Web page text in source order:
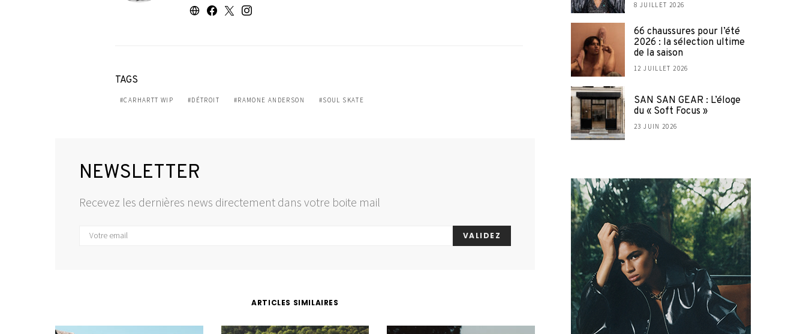
TAGS
CARHARTT WIP DÉTROIT RAMONE ANDERSON SOUL SKATE
NEWSLETTER
Recevez les dernières news directement dans votre boite mail
VALIDEZ
ARTICLES SIMILAIRES
8 JUILLET 2026
66 chaussures pour l’été
2026 : la sélection ultime
de la saison
12 JUILLET 2026
SAN SAN GEAR : L’éloge
du « Soft Focus »
23 JUIN 2026